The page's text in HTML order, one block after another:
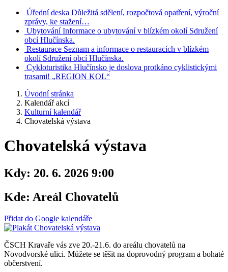
Úřední deska Důležitá sdělení, rozpočtová opatření, výroční
zprávy, ke stažení…
Ubytování Informace o ubytování v blízkém okolí Sdružení
obcí Hlučínska.
Restaurace Seznam a informace o restauracích v blízkém
okolí Sdružení obcí Hlučínska.
Cykloturistika Hlučínsko je doslova protkáno cyklistickými
trasami! „REGION KOL“
Úvodní stránka
Kalendář akcí
Kulturní kalendář
Chovatelská výstava
Chovatelská výstava
Kdy: 20. 6. 2026 9:00
Kde: Areál Chovatelů
Přidat do Google kalendáře
ČSCH Kravaře vás zve 20.-21.6. do areálu chovatelů na
Novodvorské ulici. Můžete se těšit na doprovodný program a bohaté
občerstvení.